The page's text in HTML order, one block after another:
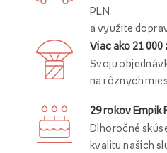
PLN
a využite
Viac ako 21
Svoju
na rôznych
29 rokov Empik
Dlhoročné
kvalitu našich